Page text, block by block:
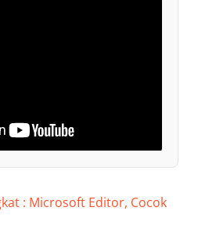
: Microsoft Editor, Cocok